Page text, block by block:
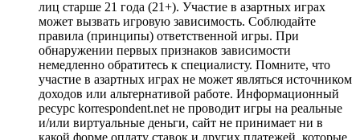
лиц старше 21 года (21+). Участие в азартных играх
может вызвать игровую зависимость. Соблюдайте
правила (принципы) ответственной игры. При
обнаружении первых признаков зависимости
немедленно обратитесь к специалисту. Помните, что
участие в азартных играх не может являться источником
доходов или альтернативой работе. Информационный
ресурс korrespondent.net не проводит игры на реальные
и/или виртуальные деньги, сайт не принимает ни в